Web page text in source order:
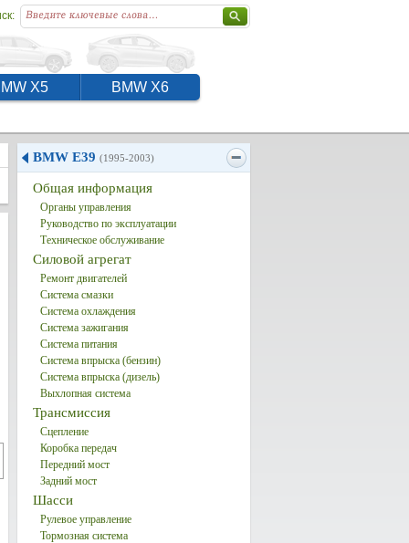
X5 BMW X6
BMW E39 (1995-2003)
Общая информация
Органы управления
Руководство по эксплуатации
Техническое обслуживание
Силовой агрегат
Ремонт двигателей
Система смазки
Система охлаждения
Система зажигания
Система питания
Система впрыска (бензин)
Система впрыска (дизель)
Выхлопная система
Трансмиссия
Сцепление
Коробка передач
Передний мост
Задний мост
Шасси
Рулевое управление
Тормозная система